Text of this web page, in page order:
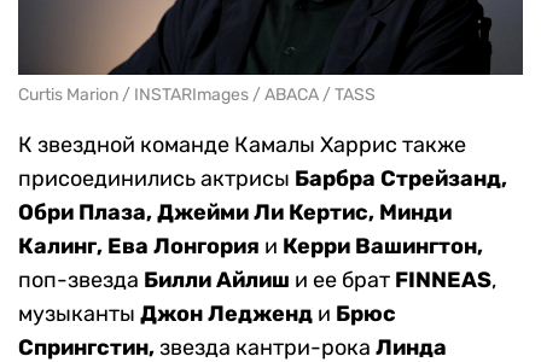
Curtis Marion / INSTARImages / ABACA / TASS
К звездной команде Камалы Харрис также
присоединились актрисы Барбра Стрейзанд,
Обри Плаза, Джейми Ли Кертис, Минди
Калинг, Ева Лонгория и Керри Вашингтон,
поп-звезда Билли Айлиш и ее брат FINNEAS,
музыканты Джон Ледженд и Брюс
Спрингстин,звезда кантри-рока Линда